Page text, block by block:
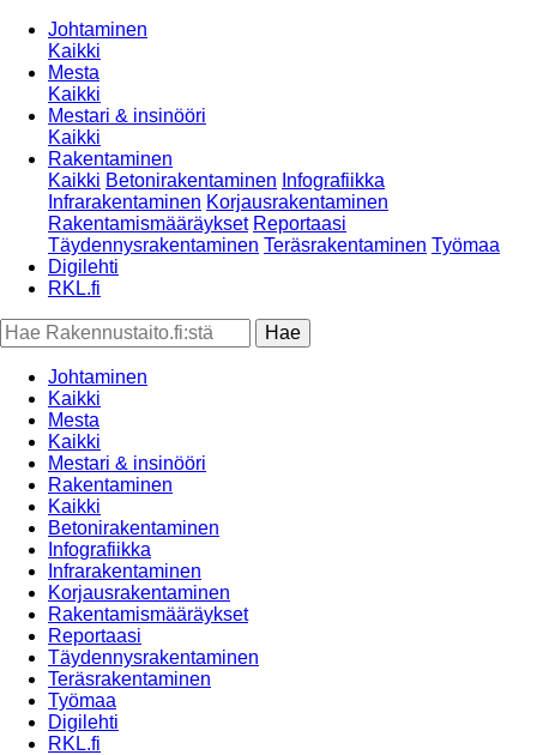
Johtaminen
Kaikki
Mesta
Kaikki
Mestari & insinööri
Kaikki
Rakentaminen
Kaikki Betonirakentaminen Infografiikka
Infrarakentaminen Korjausrakentaminen
Rakentamismääräykset Reportaasi
Täydennysrakentaminen Teräsrakentaminen Työmaa
Digilehti
RKL.fi
Johtaminen
Kaikki
Mesta
Kaikki
Mestari & insinööri
Rakentaminen
Kaikki
Betonirakentaminen
Infografiikka
Infrarakentaminen
Korjausrakentaminen
Rakentamismääräykset
Reportaasi
Täydennysrakentaminen
Teräsrakentaminen
Työmaa
Digilehti
RKL.fi